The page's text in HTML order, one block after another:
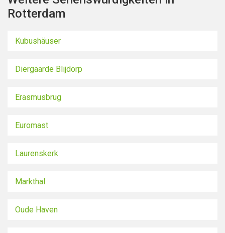
Rotterdam
Kubushäuser
Diergaarde Blijdorp
Erasmusbrug
Euromast
Laurenskerk
Markthal
Oude Haven